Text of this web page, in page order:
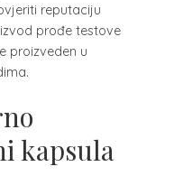
reputaciju
prođe testove
proizveden u
kapsula